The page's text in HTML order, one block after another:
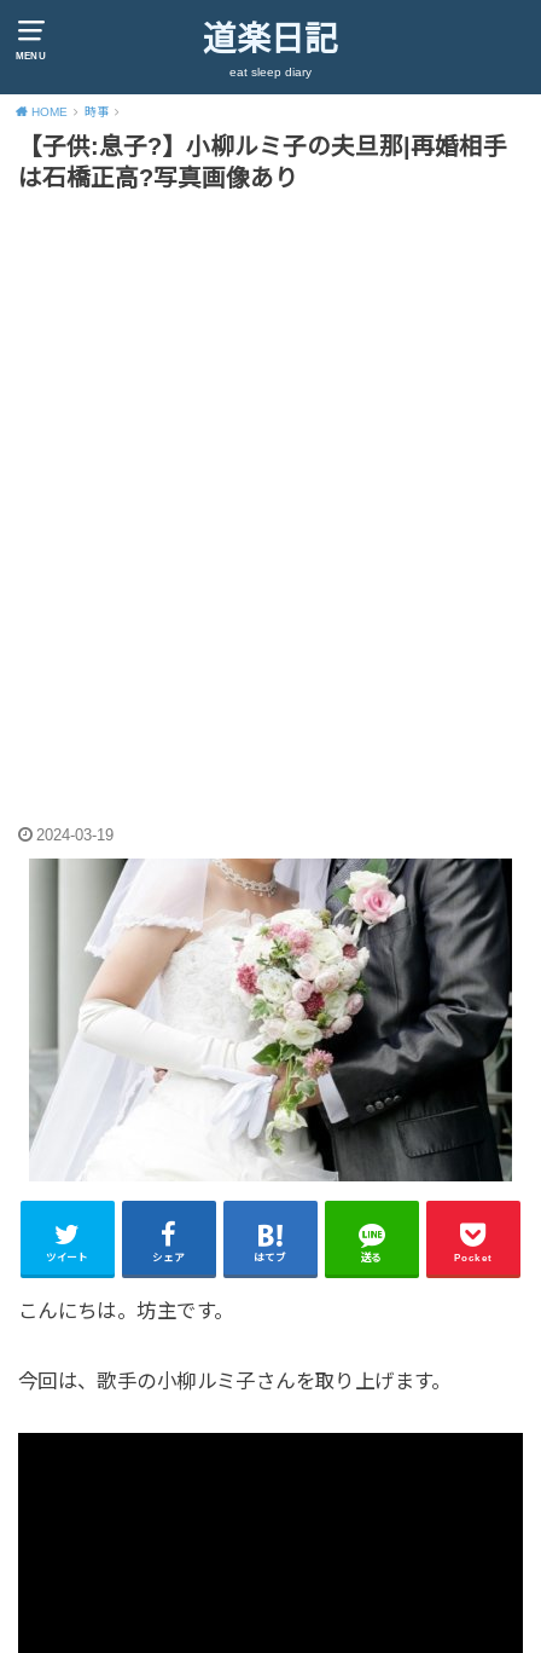
MENU 道楽日記
eat sleep diary
HOME 時事
【子供:息子?】小柳ルミ子の夫旦那|再婚相手
は石橋正高?写真画像あり
2024-03-19
ツイート シェア はてブ 送る Pocket
こんにちは。坊主です。
今回は、歌手の小柳ルミ子さんを取り上げます。